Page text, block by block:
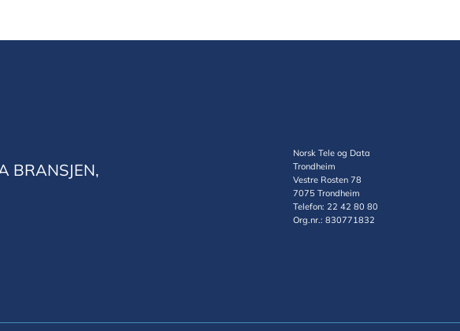
BRANSJEN,
Norsk Tele og Data
Trondheim
Vestre Rosten 78
7075 Trondheim
Telefon: 22 42 80 80
Org.nr.: 830771832